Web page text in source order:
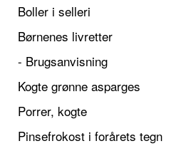
Boller i selleri
Børnenes livretter
- Brugsanvisning
Kogte grønne asparges
Porrer, kogte
Pinsefrokost i forårets tegn